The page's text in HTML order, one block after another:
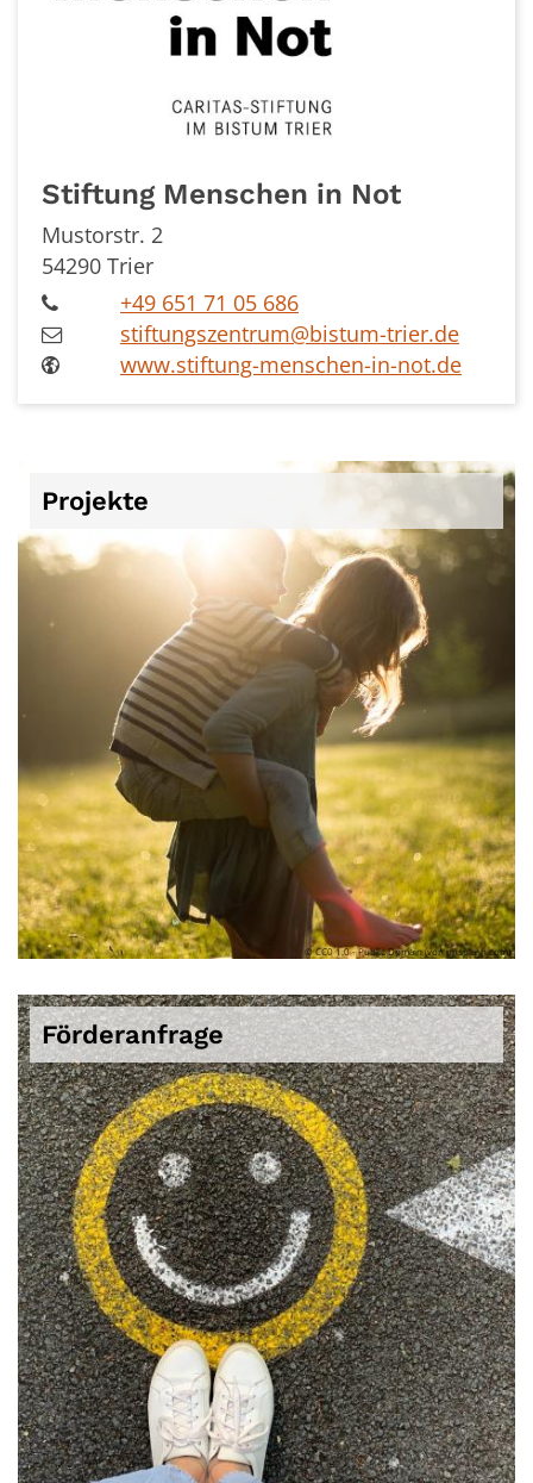
Stiftung Menschen in Not
Mustorstr. 2
54290 Trier
+49 651 71 05 686
stiftungszentrum@bistum-trier.de
www.stiftung-menschen-in-not.de
Projekte
© CC0 1.0 - Public Domain (von unsplash.com)
Förderanfrage